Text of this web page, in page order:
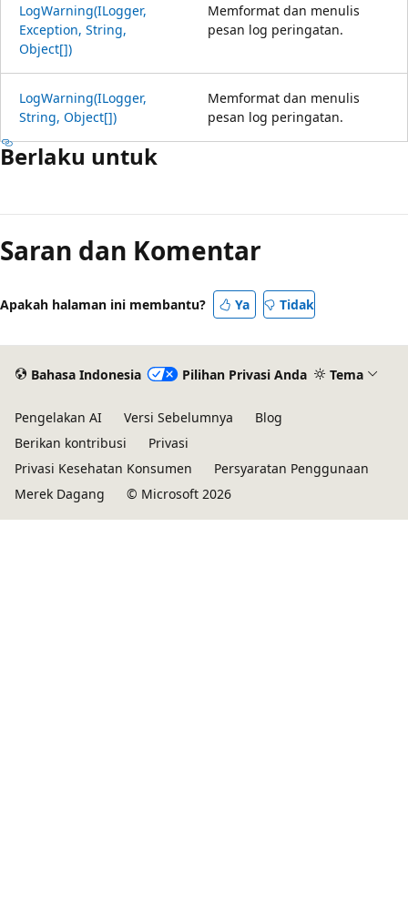
LogWarning(ILogger,
Exception, String,
Object[])
Memformat dan menulis
pesan log peringatan.
LogWarning(ILogger,
String, Object[])
Memformat dan menulis
pesan log peringatan.
Berlaku untuk
Saran dan Komentar
Apakah halaman ini membantu? Ya Tidak
Bahasa Indonesia Pilihan Privasi Anda Tema
Pengelakan AI Versi Sebelumnya
Blog
Berikan kontribusi
Privasi
Privasi Kesehatan Konsumen
Persyaratan Penggunaan
Merek Dagang
© Microsoft 2026